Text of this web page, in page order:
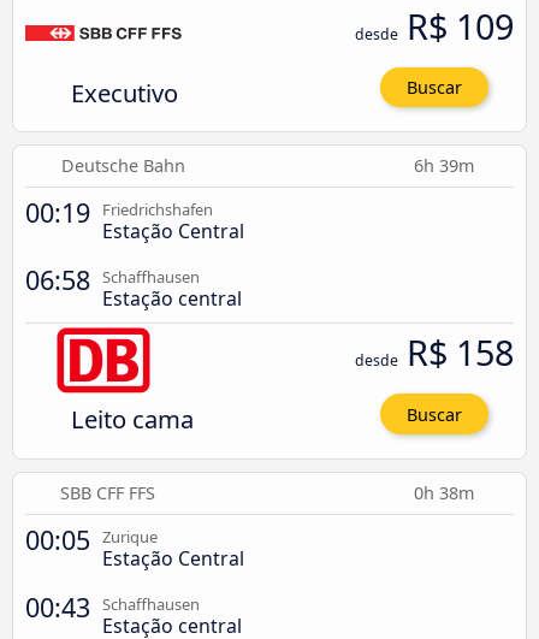
Executivo
desde R$ 109
Buscar
Deutsche Bahn 6h 39m
00:19 Friedrichshafen
Estação Central
06:58 Schaffhausen
Estação central
Leito cama
desde R$ 158
Buscar
SBB CFF FFS 0h 38m
00:05 Zurique
Estação Central
00:43 Schaffhausen
Estação central